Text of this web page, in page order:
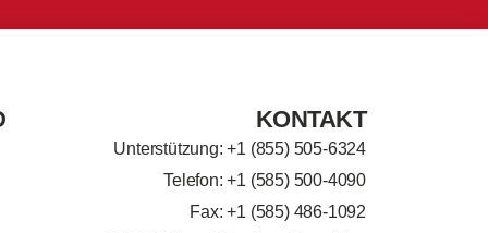
KONTAKT
Unterstützung: +1 (855) 505-6324
Telefon: +1 (585) 500-4090
Fax: +1 (585) 486-1092